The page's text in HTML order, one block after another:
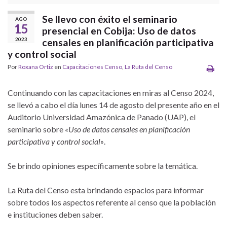
AGO
15
2023
Se llevo con éxito el seminario
presencial en Cobija: Uso de datos
censales en planificación participativa
y control social
PorRoxana Ortiz en Capacitaciones Censo, La Ruta del Censo
Continuando con las capacitaciones en miras al Censo 2024,
se llevó a cabo el día lunes 14 de agosto del presente año en el
Auditorio Universidad Amazónica de Panado (UAP), el
seminario sobre «Uso de datos censales en planificación
participativa y control social».
Se brindo opiniones específicamente sobre la temática.
La Ruta del Censo esta brindando espacios para informar
sobre todos los aspectos referente al censo que la población
e instituciones deben saber.